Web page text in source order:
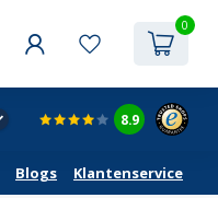
0
8.9
Blogs Klantenservice